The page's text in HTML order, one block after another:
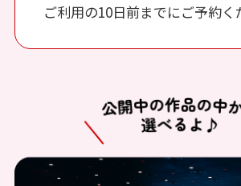
ご利用の10日前までにご予約く